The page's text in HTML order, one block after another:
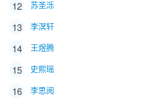
12 苏圣泺
13 李溟轩
14 王煜腾
15 史熙瑶
16 李思阅